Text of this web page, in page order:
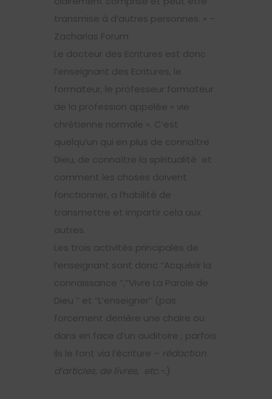
transmise à d’autres personnes. » –
Zacharias Forum
Le docteur des Ecritures est donc
l’enseignant des Ecritures, le
formateur, le professeur formateur
de la profession appelée « vie
chrétienne normale ». C’est
quelqu’un qui en plus de connaître
Dieu, de connaître la spiritualité et
comment les choses doivent
fonctionner, a l’habilité de
transmettre et impartir cela aux
autres.
Les trois activités principales de
l’enseignant sont donc ‘’Acquérir la
connaissance ‘’,’’Vivre La Parole de
Dieu ‘’ et ‘’L’enseigner’’ (pas
forcement derrière une chaire ou
dans en face d’un auditoire ; parfois
ils le font via l’écriture – rédaction
d’articles, de livres, etc.-.)